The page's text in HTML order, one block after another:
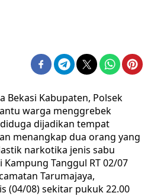
Bekasi Kabupaten, Polsek
warga menggrebek
dijadikan tempat
menangkap dua orang yang
narkotika jenis sabu
Tanggul RT 02/07
Tarumajaya,
(04/08) sekitar pukuk 22.00